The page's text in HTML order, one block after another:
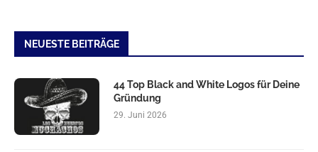
NEUESTE BEITRÄGE
44 Top Black and White Logos für Deine
Gründung
29. Juni 2026